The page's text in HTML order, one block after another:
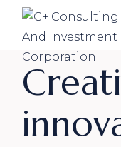
Skip
content